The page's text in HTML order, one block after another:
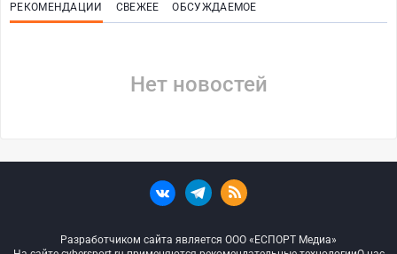
РЕКОМЕНДАЦИИ СВЕЖЕЕ ОБСУЖДАЕМОЕ
Нет новостей
Разработчиком сайта является ООО «ЕСПОРТ Медиа»